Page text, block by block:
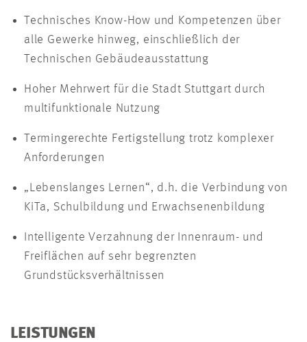
Technisches Know-How und Kompetenzen über
alle Gewerke hinweg, einschließlich der
Technischen Gebäudeausstattung
Hoher Mehrwert für die Stadt Stuttgart durch
multifunktionale Nutzung
Termingerechte Fertigstellung trotz komplexer
Anforderungen
„Lebenslanges Lernen“, d.h. die Verbindung von
KiTa, Schulbildung und Erwachsenenbildung
Intelligente Verzahnung der Innenraum- und
Freiflächen auf sehr begrenzten
Grundstücksverhältnissen
LEISTUNGEN